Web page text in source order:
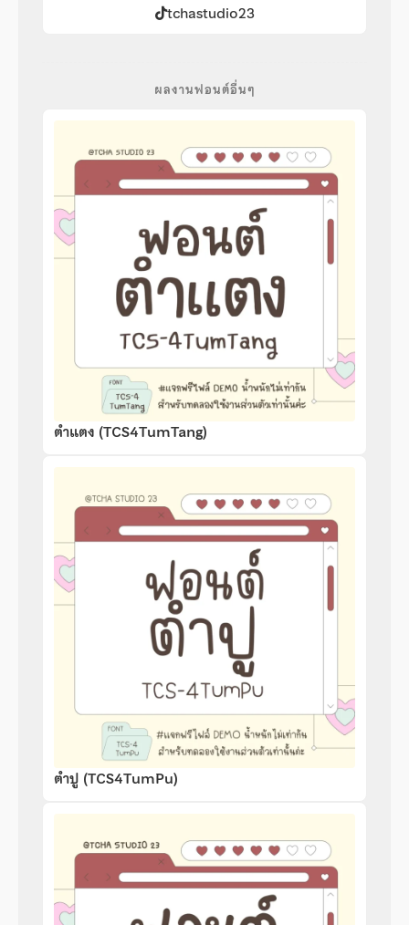
tchastudio23
ผลงานฟอนต์อื่นๆ
ตำแตง (TCS4TumTang)
ตำปู (TCS4TumPu)